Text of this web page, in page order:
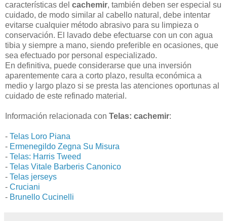
características del cachemir, también deben ser especial su
cuidado, de modo similar al cabello natural, debe intentar
evitarse cualquier método abrasivo para su limpieza o
conservación. El lavado debe efectuarse con un con agua
tibia y siempre a mano, siendo preferible en ocasiones, que
sea efectuado por personal especializado.
En definitiva, puede considerarse que una inversión
aparentemente cara a corto plazo, resulta económica a
medio y largo plazo si se presta las atenciones oportunas al
cuidado de este refinado material.
Información relacionada con Telas: cachemir:
- Telas Loro Piana
- Ermenegildo Zegna Su Misura
- Telas: Harris Tweed
- Telas Vitale Barberis Canonico
- Telas jerseys
- Cruciani
- Brunello Cucinelli